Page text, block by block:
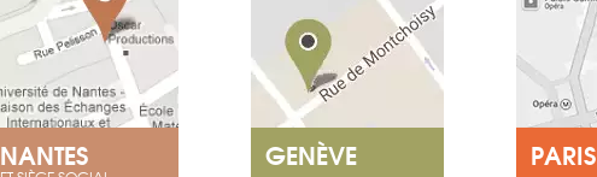
NANTES GENÈVE PARIS